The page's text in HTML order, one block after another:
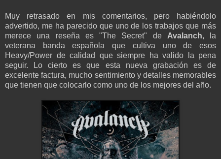
Muy retrasado en mis comentarios, pero habiéndolo
advertido, me ha parecido que uno de los trabajos que más
merece una reseña es "The Secret" de Avalanch, la
veterana banda española que cultiva uno de esos
Heavy/Power de calidad que siempre ha valido la pena
seguir. Lo cierto es que esta nueva grabación es de
excelente factura, mucho sentimiento y detalles memorables
que tienen que colocarlo como uno de los mejores del año.